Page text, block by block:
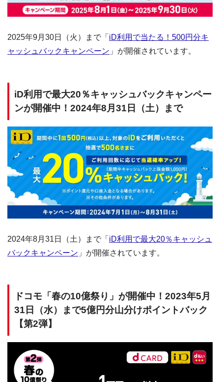
2025年9月30日（火）まで「 iD利用で当たる！500円分キ
ャッシュバックキャンペーン 」が開催されています。
iD利用で最大20％キャッシュバックキャンペー
ンが開催中！2024年8月31日（土）まで
2024年8月31日（土）まで「 iD利用で最大20％キャッシュ
バックキャンペーン 」が開催されています。
ドコモ「春の10億祭り」が開催中！2023年5月
31日（水）まで5億円分山分けポイントバック
【第2弾】